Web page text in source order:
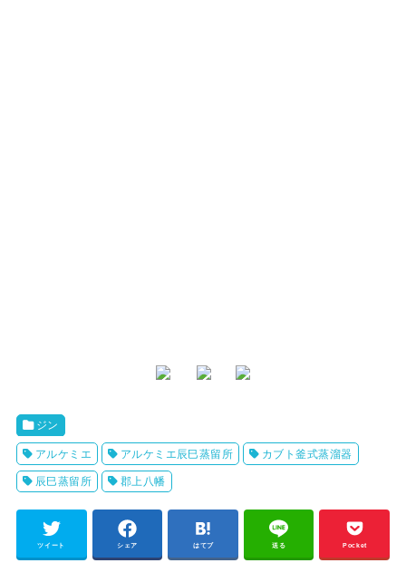
ジン
アルケミエ アルケミエ辰巳蒸留所 カブト釜式蒸溜器
辰巳蒸留所 郡上八幡
ツイート シェア はてブ 送る Pocket